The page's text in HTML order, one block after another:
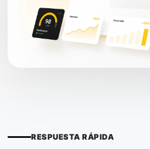
RESPUESTA RÁPIDA